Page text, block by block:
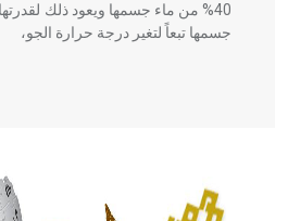
40% من ماء جسمها ويعود ذلك
جسمها تبعاً لتغير درجة حرارة الجو،
الحكم، الأدلة، تنظيم التغذية،
له الفضل بأنه حرر الطب من الدين